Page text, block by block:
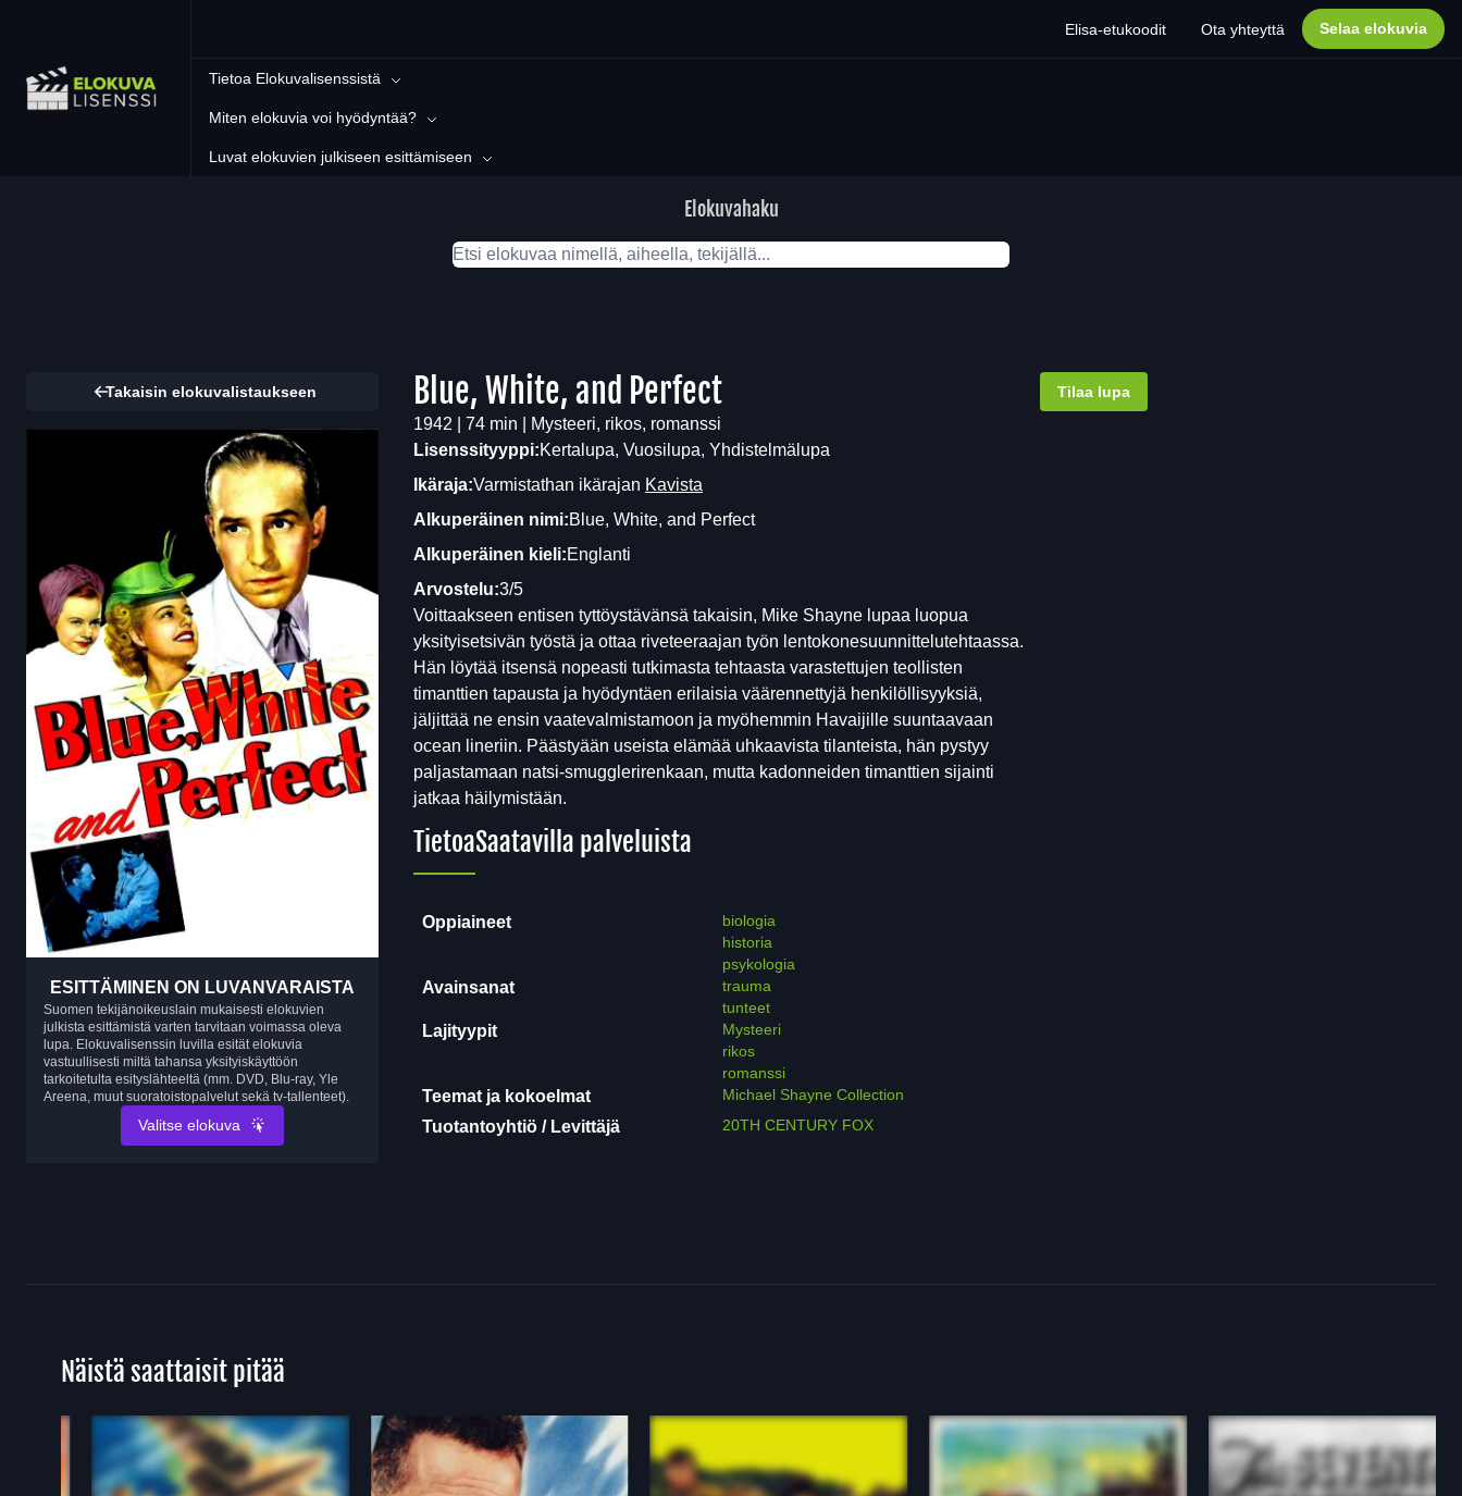
Elisa-etukoodit Ota yhteyttä Selaa elokuvia
Tietoa Elokuvalisenssistä
Miten elokuvia voi hyödyntää?
Luvat elokuvien julkiseen esittämiseen
Elokuvahaku
Takaisin elokuvalistaukseen
ESITTÄMINEN ON LUVANVARAISTA
Suomen tekijänoikeuslain mukaisesti elokuvien
julkista esittämistä varten tarvitaan voimassa oleva
lupa. Elokuvalisenssin luvilla esität elokuvia
vastuullisesti miltä tahansa yksityiskäyttöön
tarkoitetulta esityslähteeltä (mm. DVD, Blu-ray, Yle
Areena, muut suoratoistopalvelut sekä tv-tallenteet).
Valitse elokuva
Tilaa lupa
Blue, White, and Perfect
1942 | 74 min | Mysteeri, rikos, romanssi
Lisenssityyppi:Kertalupa, Vuosilupa, Yhdistelmälupa
Ikäraja:Varmistathan ikärajan Kavista
Alkuperäinen nimi:Blue, White, and Perfect
Alkuperäinen kieli:Englanti
Arvostelu:3/5
Voittaakseen entisen tyttöystävänsä takaisin, Mike Shayne lupaa luopua
yksityisetsivän työstä ja ottaa riveteeraajan työn lentokonesuunnittelutehtaassa.
Hän löytää itsensä nopeasti tutkimasta tehtaasta varastettujen teollisten
timanttien tapausta ja hyödyntäen erilaisia väärennettyjä henkilöllisyyksiä,
jäljittää ne ensin vaatevalmistamoon ja myöhemmin Havaijille suuntaavaan
ocean lineriin. Päästyään useista elämää uhkaavista tilanteista, hän pystyy
paljastamaan natsi-smugglerirenkaan, mutta kadonneiden timanttien sijainti
jatkaa häilymistään.
TietoaSaatavilla palveluista
Oppiaineet
biologia
historia
psykologia
Avainsanat
trauma
tunteet
Lajityypit
Mysteeri
rikos
romanssi
Teemat ja kokoelmat Michael Shayne Collection
Tuotantoyhtiö / Levittäjä 20TH CENTURY FOX
Näistä saattaisit pitää